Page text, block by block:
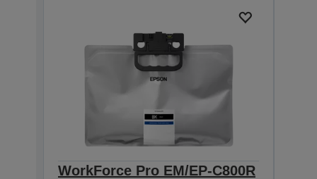
WorkForce Pro EM/EP-C800R